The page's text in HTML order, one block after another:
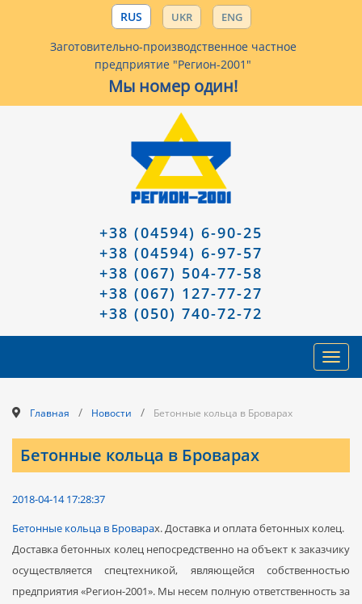
RUS UKR ENG
Заготовительно-производственное частное
предприятие "Регион-2001"
Мы номер один!
+38 (04594) 6-90-25
+38 (04594) 6-97-57
+38 (067) 504-77-58
+38 (067) 127-77-27
+38 (050) 740-72-72
Главная / Новости / Бетонные кольца в Броварах
Бетонные кольца в Броварах
2018-04-14 17:28:37
Бетонные кольца в Броварах. Доставка и оплата бетонных колец.
Доставка бетонных колец непосредственно на объект к заказчику
осуществляется спецтехникой, являющейся собственностью
предприятия «Регион-2001». Мы несем полную ответственность за